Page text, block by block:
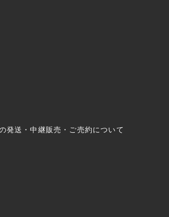
発送・中継販売・ご売約について